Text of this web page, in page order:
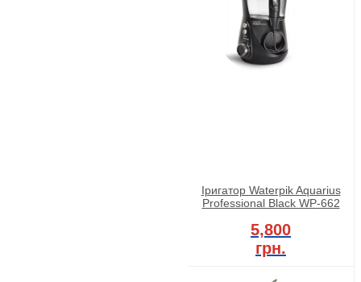
Іригатор Waterpik Aquarius
Professional Black WP-662
5,800
грн.